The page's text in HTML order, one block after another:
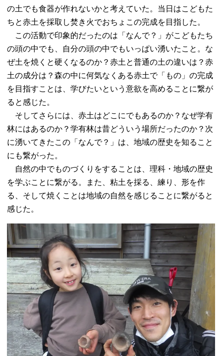
の土でも食器が作れないかと考えていた。当日はこどもた
ちと赤土を採取し焚き火でおちょこの完成を目指した。
この活動で印象的だったのは「なんで？」がこどもたち
の頭の中でも、自分の頭の中でもいっぱい湧いたこと。な
ぜ土を焼くと硬くなるのか？赤土と普通の土の違いは？赤
土の成分は？森の中に何気なくある赤土で「もの」の完成
を目指すことは、学びたいという意欲を高めることに繋が
ると感じた。
そしてさらには、赤土はどこにでもあるのか？なぜ学有
林にはあるのか？学有林は昔どういう場所だったのか？次
に湧いてきたこの「なんで？」は、地域の歴史を知ること
にも繋がった。
自然の中でものづくりをすることは、理科・地域の歴史
を学ぶことに繋がる。また、粘土を採る、練り、形を作
る、そして焼くことは地域の自然を感じることに繋がると
感じた。